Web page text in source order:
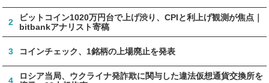
2
ビットコイン1020万円台で上げ渋り、CPIと利上げ観測が焦点｜
bitbankアナリスト寄稿
3 コインチェック、1銘柄の上場廃止を発表
4
ロシア当局、ウクライナ発詐欺に関与した違法仮想通貨交換所を